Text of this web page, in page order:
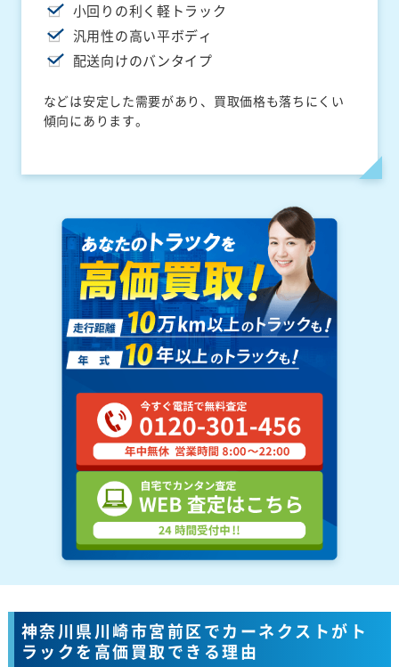
小回りの利く軽トラック
汎用性の高い平ボディ
配送向けのバンタイプ
などは安定した需要があり、買取価格も落ちにくい
傾向にあります。
神奈川県川崎市宮前区でカーネクストがト
ラックを高価買取できる理由